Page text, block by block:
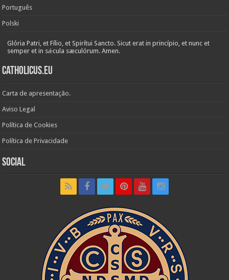
Português
Polski
Glória Patri, et Fílio, et Spirítui Sancto. Sicut erat in princípio, et nunc et
semper et in sǽcula sæculórum. Amen.
Catholicus.eu
Carta de apresentação.
Aviso Legal
Política de Cookies
Política de Privacidade
Social